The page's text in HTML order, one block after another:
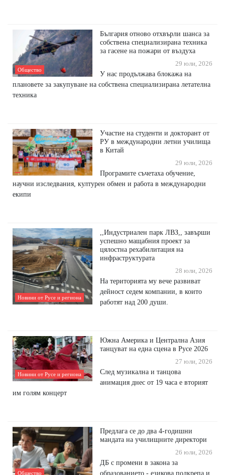
Общество
България отново отхвърли шанса за
собствена специализирана техника
за гасене на пожари от въздуха
29 юли, 2026
У нас продължава блокажа на
плановете за закупуване на собствена специализирана летателна
техника
Участие на студенти и докторант от
РУ в международни летни училища
в Китай
29 юли, 2026
Програмите съчетаха обучение,
научни изследвания, културен обмен и работа в международни
екипи
Новини от Русе и региона
,,Индустриален парк ЛВЗ,, завърши
успешно мащабния проект за
цялостна рехабилитация на
инфраструктурата
28 юли, 2026
На територията му вече развиват
дейност седем компании, в които
работят над 200 души.
Новини от Русе и региона
Южна Америка и Централна Азия
танцуват на една сцена в Русе 2026
27 юли, 2026
След музикална и танцова
анимация днес от 19 часа е вторият
им голям концерт
Общество
Предлага се до два 4-годишни
мандата на училищните директори
26 юли, 2026
ДБ с промени в закона за
образованието - езикова подкрепа и